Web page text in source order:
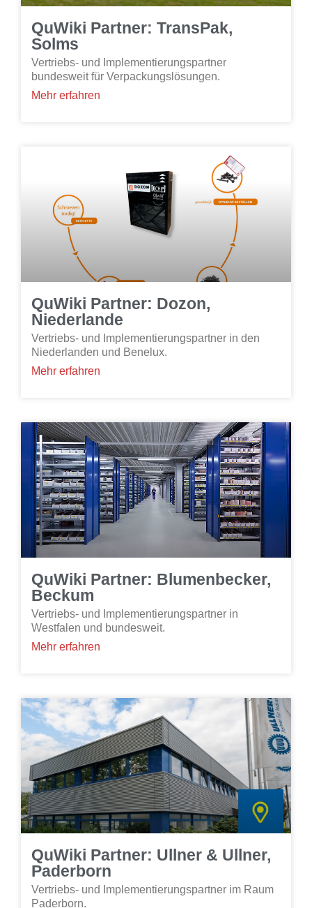
QuWiki Partner: TransPak,
Solms
Vertriebs- und Implementierungspartner
bundesweit für Verpackungslösungen.
Mehr erfahren
QuWiki Partner: Dozon,
Niederlande
Vertriebs- und Implementierungspartner in den
Niederlanden und Benelux.
Mehr erfahren
QuWiki Partner: Blumenbecker,
Beckum
Vertriebs- und Implementierungspartner in
Westfalen und bundesweit.
Mehr erfahren
QuWiki Partner: Ullner & Ullner,
Paderborn
Vertriebs- und Implementierungspartner im Raum
Paderborn.